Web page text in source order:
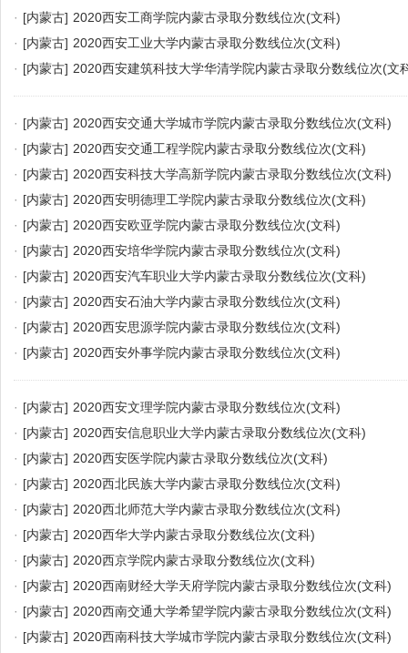
· [内蒙古] 2020西安工商学院内蒙古录取分数线位次(文科)
· [内蒙古] 2020西安工业大学内蒙古录取分数线位次(文科)
· [内蒙古] 2020西安建筑科技大学华清学院内蒙古录取分数线位次(文
· [内蒙古] 2020西安交通大学城市学院内蒙古录取分数线位次(文科)
· [内蒙古] 2020西安交通工程学院内蒙古录取分数线位次(文科)
· [内蒙古] 2020西安科技大学高新学院内蒙古录取分数线位次(文科)
· [内蒙古] 2020西安明德理工学院内蒙古录取分数线位次(文科)
· [内蒙古] 2020西安欧亚学院内蒙古录取分数线位次(文科)
· [内蒙古] 2020西安培华学院内蒙古录取分数线位次(文科)
· [内蒙古] 2020西安汽车职业大学内蒙古录取分数线位次(文科)
· [内蒙古] 2020西安石油大学内蒙古录取分数线位次(文科)
· [内蒙古] 2020西安思源学院内蒙古录取分数线位次(文科)
· [内蒙古] 2020西安外事学院内蒙古录取分数线位次(文科)
· [内蒙古] 2020西安文理学院内蒙古录取分数线位次(文科)
· [内蒙古] 2020西安信息职业大学内蒙古录取分数线位次(文科)
· [内蒙古] 2020西安医学院内蒙古录取分数线位次(文科)
· [内蒙古] 2020西北民族大学内蒙古录取分数线位次(文科)
· [内蒙古] 2020西北师范大学内蒙古录取分数线位次(文科)
· [内蒙古] 2020西华大学内蒙古录取分数线位次(文科)
· [内蒙古] 2020西京学院内蒙古录取分数线位次(文科)
· [内蒙古] 2020西南财经大学天府学院内蒙古录取分数线位次(文科)
· [内蒙古] 2020西南交通大学希望学院内蒙古录取分数线位次(文科)
· [内蒙古] 2020西南科技大学城市学院内蒙古录取分数线位次(文科)